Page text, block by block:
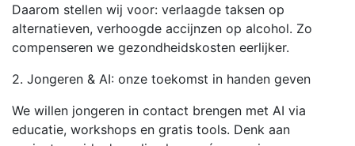
Daarom stellen wij voor: verlaagde taksen op
alternatieven, verhoogde accijnzen op alcohol. Zo
compenseren we gezondheidskosten eerlijker.
2. Jongeren & AI: onze toekomst in handen geven
We willen jongeren in contact brengen met AI via
educatie, workshops en gratis tools. Denk aan